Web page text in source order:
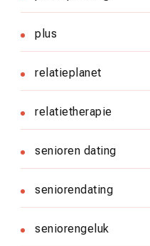
plus
relatieplanet
relatietherapie
senioren dating
seniorendating
seniorengeluk